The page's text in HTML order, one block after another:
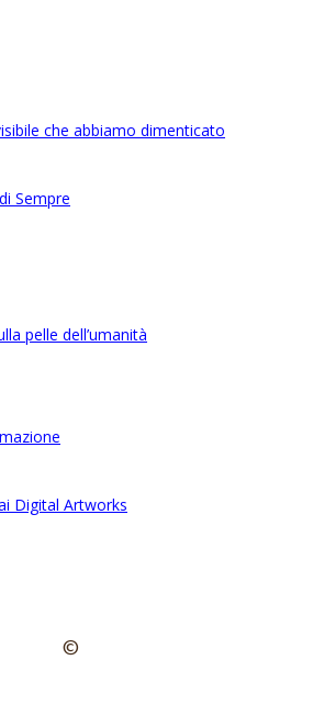
©
che abbiamo dimenticato
Sempre
pelle dell’umanità
Digital Artworks